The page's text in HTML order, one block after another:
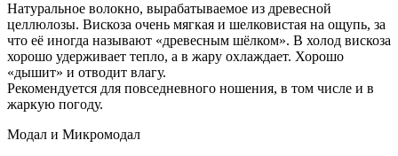
Натуральное волокно, вырабатываемое из древесной
целлюлозы. Вискоза очень мягкая и шелковистая на ощупь, за
что её иногда называют «древесным шёлком». В холод вискоза
хорошо удерживает тепло, а в жару охлаждает. Хорошо
«дышит» и отводит влагу.
Рекомендуется для повседневного ношения, в том числе и в
жаркую погоду.
Модал и Микромодал